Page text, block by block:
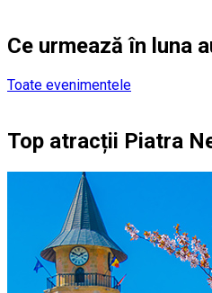
Ce urmează în luna
Toate evenimentele
Top atracții Piatra